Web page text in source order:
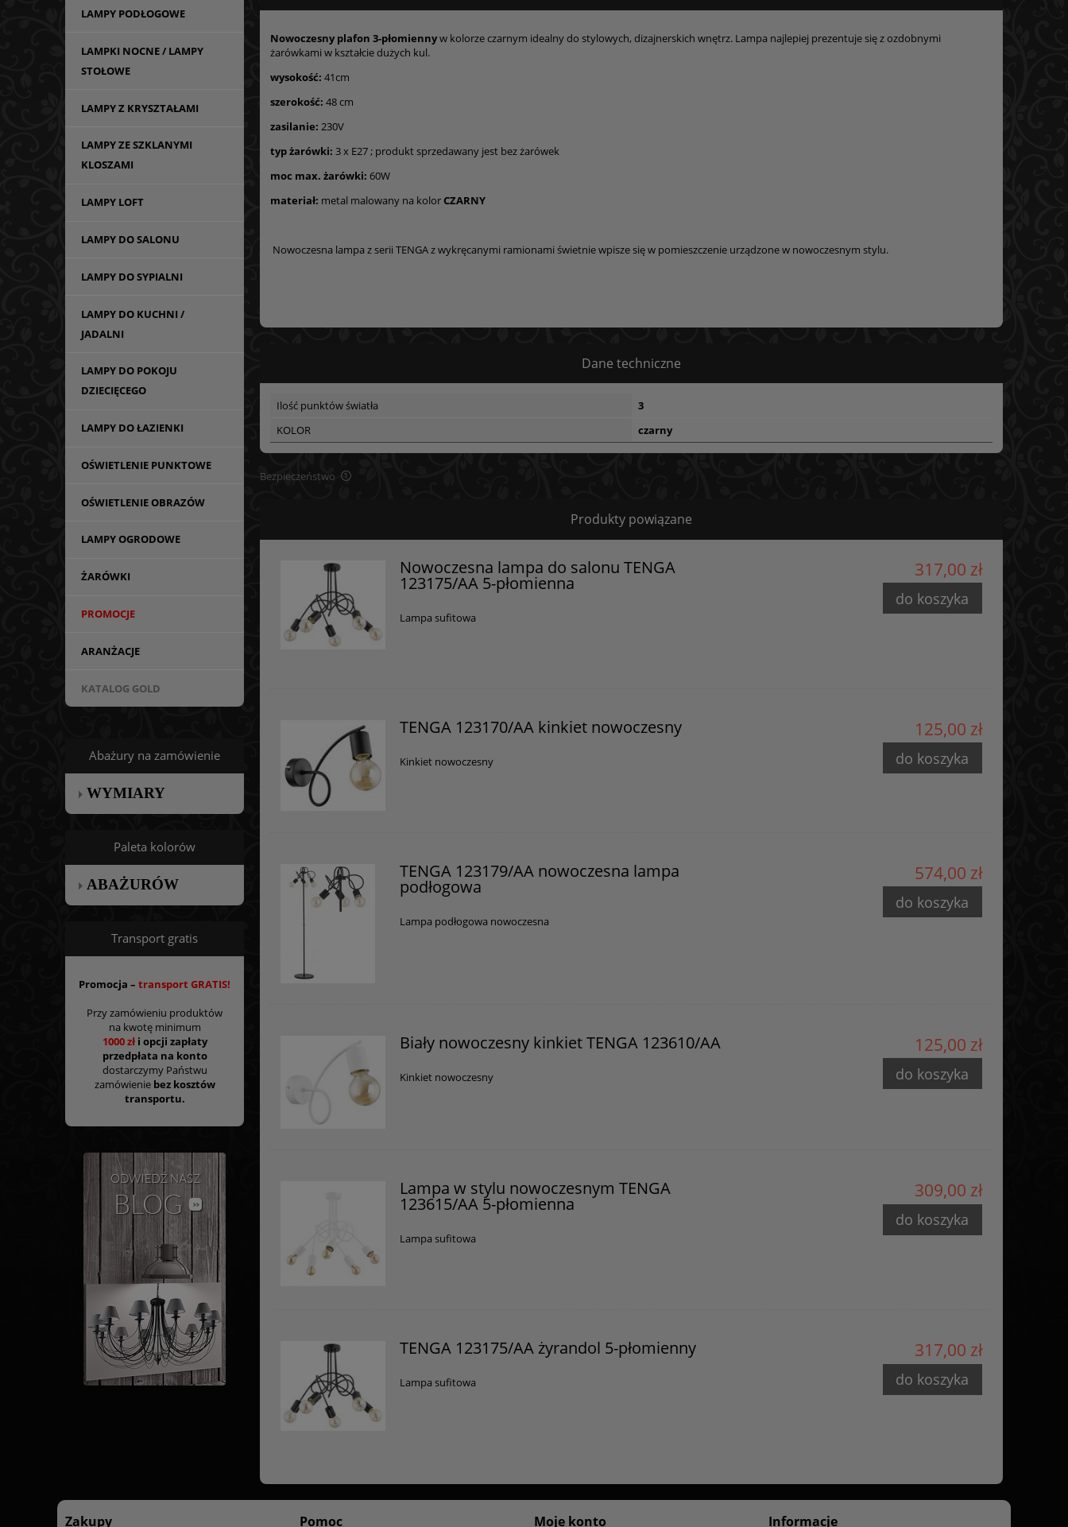
LAMPY PODŁOGOWE
LAMPKI NOCNE / LAMPY
STOŁOWE
LAMPY Z KRYSZTAŁAMI
LAMPY ZE SZKLANYMI
KLOSZAMI
LAMPY LOFT
LAMPY DO SALONU
LAMPY DO SYPIALNI
LAMPY DO KUCHNI /
JADALNI
LAMPY DO POKOJU
DZIECIĘCEGO
LAMPY DO ŁAZIENKI
OŚWIETLENIE PUNKTOWE
OŚWIETLENIE OBRAZÓW
LAMPY OGRODOWE
ŻARÓWKI
PROMOCJE
ARANŻACJE
KATALOG GOLD
Abażury na zamówienie
WYMIARY
Paleta kolorów
ABAŻURÓW
Transport gratis
Promocja – transport GRATIS!
Przy zamówieniu produktów
na kwotę minimum
1000 złi opcji zapłaty
przedpłata na konto
dostarczymy Państwu
zamówienie bez kosztów
transportu.
Nowoczesny plafon 3-płomiennyw kolorze czarnym idealny do stylowych, dizajnerskich wnętrz. Lampa najlepiej prezentuje się z ozdobnymi
żarówkami w kształcie dużych kul.
wysokość: 41cm
szerokość: 48 cm
zasilanie: 230V
typ żarówki: 3 x E27 ; produkt sprzedawany jest bez żarówek
moc max. żarówki: 60W
materiał: metal malowany na kolorCZARNY
Nowoczesna lampa z serii TENGA z wykręcanymi ramionami świetnie wpisze się w pomieszczenie urządzone w nowoczesnym stylu.
Dane techniczne
Ilość punktów światła
3
KOLOR
czarny
Bezpieczeństwo
Certyfikaty i ostrzeżenie bezpieczeństwa
Posiada oznaczenie CE (zgodność z normami UE).
Producent
GOLDSUN
Produkty powiązane
Nowoczesna lampa do salonu TENGA
123175/AA 5-płomienna
Lampa sufitowa
317,00 zł
do koszyka
TENGA 123170/AA kinkiet nowoczesny
Kinkiet nowoczesny
125,00 zł
do koszyka
TENGA 123179/AA nowoczesna lampa
podłogowa
Lampa podłogowa nowoczesna
574,00 zł
do koszyka
Biały nowoczesny kinkiet TENGA 123610/AA
Kinkiet nowoczesny
125,00 zł
do koszyka
Lampa w stylu nowoczesnym TENGA
123615/AA 5-płomienna
Lampa sufitowa
309,00 zł
do koszyka
TENGA 123175/AA żyrandol 5-płomienny
Lampa sufitowa
317,00 zł
do koszyka
Zakupy Pomoc Moje konto Informacje